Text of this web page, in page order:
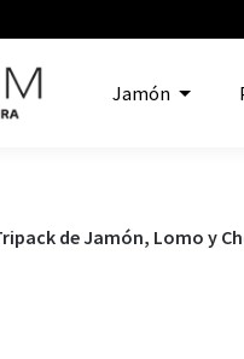
Jamón
de Jamón, Lomo y